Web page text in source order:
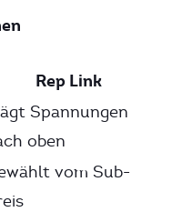
Rep Link
Spannungen
oben
vom Sub-